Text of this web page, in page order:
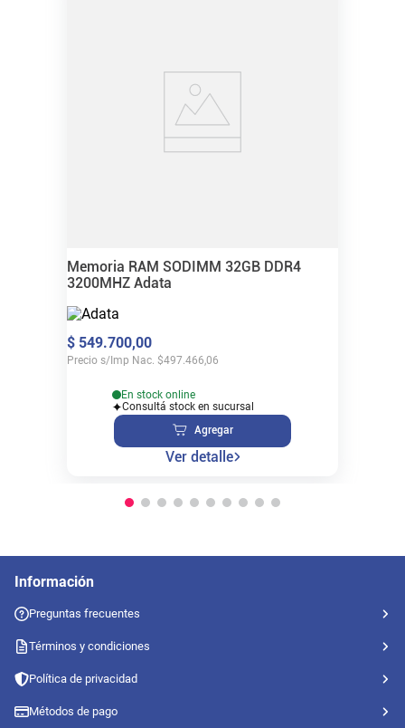
Memoria RAM SODIMM 32GB DDR4
3200MHZ Adata
$ 549.700,00
Precio s/Imp Nac. $497.466,06
En stock online
Consultá stock en sucursal
Agregar
Ver detalle
Información
Preguntas frecuentes
Términos y condiciones
Política de privacidad
Métodos de pago